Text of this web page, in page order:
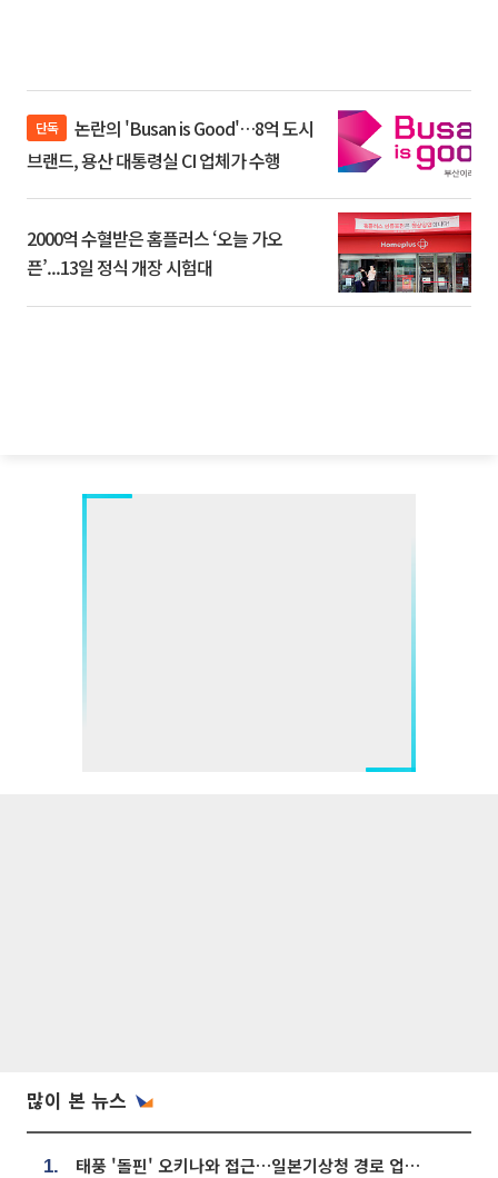
단독
브랜드, 용산 대통령실 CI 업체가 수행
2000억 수혈받은 홈플러스 ‘오늘 가오
픈’...13일 정식 개장 시험대
많이 본 뉴스
1. 태풍 '돌핀' 오키나와 접근…일본기상청 경로 업데이트